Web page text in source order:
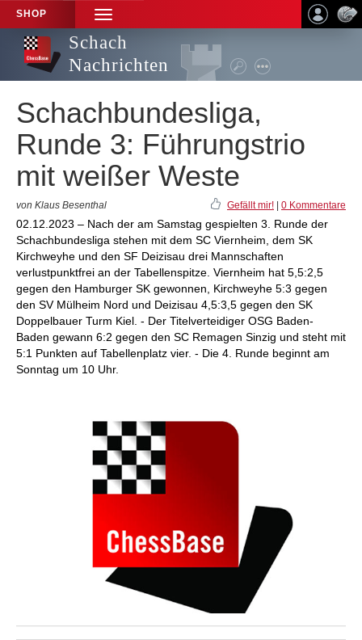
SHOP
TOGGLE
NAVIGATION
Schach
Nachrichten
Schachbundesliga,
Runde 3: Führungstrio
mit weißer Weste
von Klaus Besenthal Gefällt mir! 0 Kommentare
02.12.2023 – Nach der am Samstag gespielten 3. Runde der
Schachbundesliga stehen mit dem SC Viernheim, dem SK
Kirchweyhe und den SF Deizisau drei Mannschaften
verlustpunktfrei an der Tabellenspitze. Viernheim hat 5,5:2,5
gegen den Hamburger SK gewonnen, Kirchweyhe 5:3 gegen
den SV Mülheim Nord und Deizisau 4,5:3,5 gegen den SK
Doppelbauer Turm Kiel. - Der Titelverteidiger OSG Baden-
Baden gewann 6:2 gegen den SC Remagen Sinzig und steht mit
5:1 Punkten auf Tabellenplatz vier. - Die 4. Runde beginnt am
Sonntag um 10 Uhr.